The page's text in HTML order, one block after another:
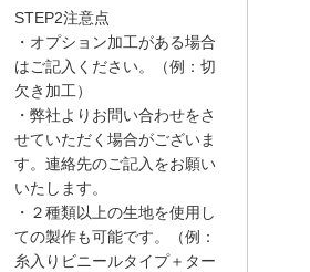
STEP2注意点
・オプション加工がある場合
はご記入ください。（例：切
欠き加工）
・弊社よりお問い合わせをさ
せていただく場合がございま
す。連絡先のご記入をお願い
いたします。
・２種類以上の生地を使用し
ての製作も可能です。（例：
糸入りビニールタイプ＋ター